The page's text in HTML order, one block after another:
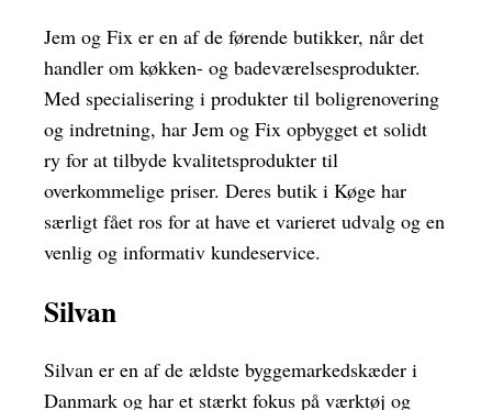
Jem og Fix er en af de førende butikker, når det
handler om køkken- og badeværelsesprodukter.
Med specialisering i produkter til boligrenovering
og indretning, har Jem og Fix opbygget et solidt
ry for at tilbyde kvalitetsprodukter til
overkommelige priser. Deres butik i Køge har
særligt fået ros for at have et varieret udvalg og en
venlig og informativ kundeservice.
Silvan
Silvan er en af de ældste byggemarkedskæder i
Danmark og har et stærkt fokus på værktøj og